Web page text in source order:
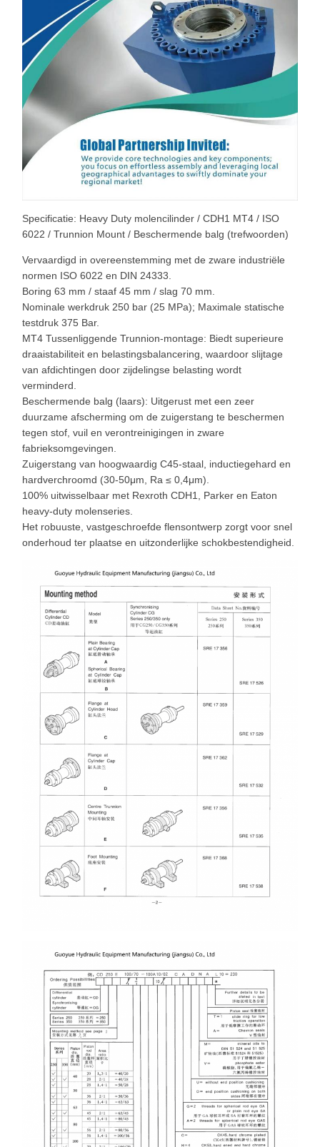
Specificatie: Heavy Duty molencilinder / CDH1 MT4 / ISO
6022 / Trunnion Mount / Beschermende balg (trefwoorden)
Vervaardigd in overeenstemming met de zware industriële
normen ISO 6022 en DIN 24333.
Boring 63 mm / staaf 45 mm / slag 70 mm.
Nominale werkdruk 250 bar (25 MPa); Maximale statische
testdruk 375 Bar.
MT4 Tussenliggende Trunnion-montage: Biedt superieure
draaistabiliteit en belastingsbalancering, waardoor slijtage
van afdichtingen door zijdelingse belasting wordt
verminderd.
Beschermende balg (laars): Uitgerust met een zeer
duurzame afscherming om de zuigerstang te beschermen
tegen stof, vuil en verontreinigingen in zware
fabrieksomgevingen.
Zuigerstang van hoogwaardig C45-staal, inductiegehard en
hardverchroomd (30-50μm, Ra ≤ 0,4μm).
100% uitwisselbaar met Rexroth CDH1, Parker en Eaton
heavy-duty molenseries.
Het robuuste, vastgeschroefde flensontwerp zorgt voor snel
onderhoud ter plaatse en uitzonderlijke schokbestendigheid.